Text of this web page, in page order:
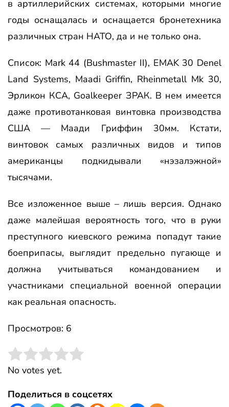
в артиллерийских системах, которыми многие
годы оснащалась и оснащается бронетехника
различных стран НАТО, да и не только она.
Список: Mark 44 (Bushmaster II), EMAK 30 Denel
Land Systems, Maadi Griffin, Rheinmetall Mk 30,
Эрликон КСА, Goalkeeper ЗРАК. В нем имеется
даже противотанковая винтовка производства
США — Маади Гриффин 30мм. Кстати,
винтовок самых различных видов и типов
американцы подкидывали «нэзалэжной»
тысячами.
Все изложенное выше – лишь версия. Однако
даже малейшая вероятность того, что в руки
преступного киевского режима попадут такие
боеприпасы, выглядит предельно пугающе и
должна учитываться командованием и
участниками специальной военной операции
как реальная опасность.
Просмотров: 6
Rate this item:
Submit Rating
No votes yet.
Поделиться в соцсетях